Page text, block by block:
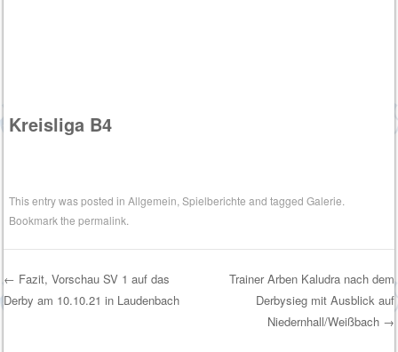
Kreisliga B4
This entry was posted inAllgemein ,Spielberichte and taggedGalerie
Bookmark thepermalink
Post navigation
← Fazit, Vorschau SV 1 auf das
Derby am 10.10.21 in Laudenbach
Trainer Arben Kaludra nach dem
Derbysieg mit Ausblick auf
Niedernhall/Weißbach →